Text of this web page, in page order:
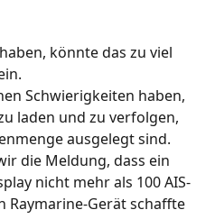
könnte das zu viel
Schwierigkeiten haben,
laden und zu verfolgen,
ausgelegt sind.
die Meldung, dass ein
nicht mehr als 100 AIS-
Raymarine-Gerät schaffte